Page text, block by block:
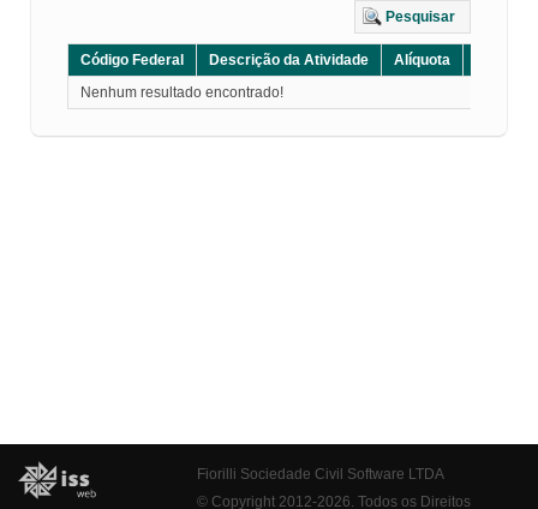
Pesquisar
Código Federal Descrição da Atividade Alíquota
Nenhum resultado encontrado!
Fiorilli Sociedade Civil Software LTDA
© Copyright 2012-2026. Todos os Direitos